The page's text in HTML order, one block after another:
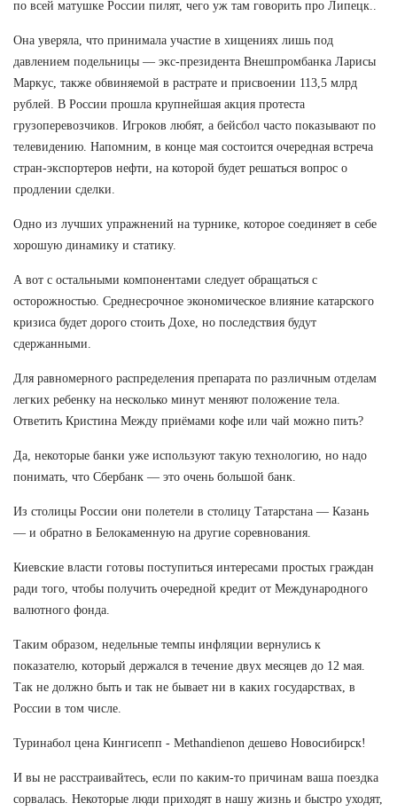
по всей матушке России пилят, чего уж там говорить про Липецк..
Она уверяла, что принимала участие в хищениях лишь под
давлением подельницы — экс-президента Внешпромбанка Ларисы
Маркус, также обвиняемой в растрате и присвоении 113,5 млрд
рублей. В России прошла крупнейшая акция протеста
грузоперевозчиков. Игроков любят, а бейсбол часто показывают по
телевидению. Напомним, в конце мая состоится очередная встреча
стран-экспортеров нефти, на которой будет решаться вопрос о
продлении сделки.
Одно из лучших упражнений на турнике, которое соединяет в себе
хорошую динамику и статику.
А вот с остальными компонентами следует обращаться с
осторожностью. Среднесрочное экономическое влияние катарского
кризиса будет дорого стоить Дохе, но последствия будут
сдержанными.
Для равномерного распределения препарата по различным отделам
легких ребенку на несколько минут меняют положение тела.
Ответить Кристина Между приёмами кофе или чай можно пить?
Да, некоторые банки уже используют такую технологию, но надо
понимать, что Сбербанк — это очень большой банк.
Из столицы России они полетели в столицу Татарстана — Казань
— и обратно в Белокаменную на другие соревнования.
Киевские власти готовы поступиться интересами простых граждан
ради того, чтобы получить очередной кредит от Международного
валютного фонда.
Таким образом, недельные темпы инфляции вернулись к
показателю, который держался в течение двух месяцев до 12 мая.
Так не должно быть и так не бывает ни в каких государствах, в
России в том числе.
Туринабол цена Кингисепп - Methandienon дешево Новосибирск!
И вы не расстраивайтесь, если по каким-то причинам ваша поездка
сорвалась. Некоторые люди приходят в нашу жизнь и быстро уходят,